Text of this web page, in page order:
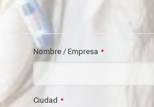
Nombre / Empresa *
Ciudad *